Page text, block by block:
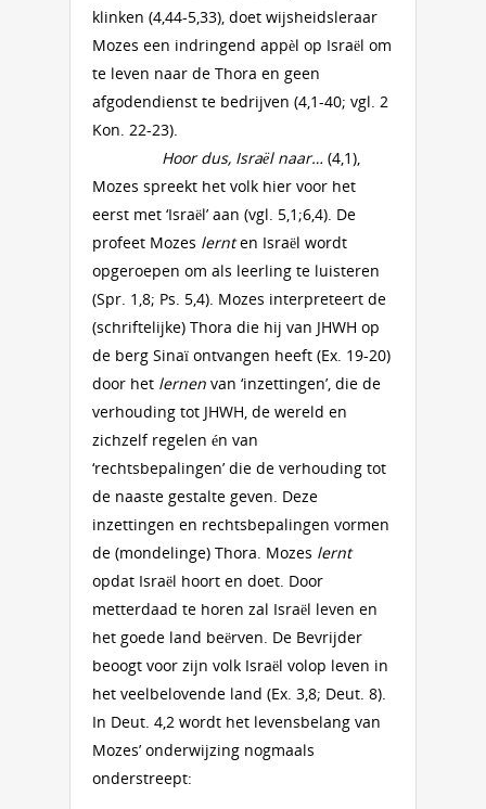
klinken (4,44-5,33), doet wijsheidsleraar
Mozes een indringend appèl op Israël om
te leven naar de Thora en geen
afgodendienst te bedrijven (4,1-40; vgl. 2
Kon. 22-23).
Hoor dus, Israël naar… (4,1),
Mozes spreekt het volk hier voor het
eerst met ‘Israël’ aan (vgl. 5,1;6,4). De
profeet Mozes lernten Israël wordt
opgeroepen om als leerling te luisteren
(Spr. 1,8; Ps. 5,4). Mozes interpreteert de
(schriftelijke) Thora die hij van JHWH op
de berg Sinaï ontvangen heeft (Ex. 19-20)
door het lernen van ‘inzettingen’, die de
verhouding tot JHWH, de wereld en
zichzelf regelen én van
‘rechtsbepalingen’ die de verhouding tot
de naaste gestalte geven. Deze
inzettingen en rechtsbepalingen vormen
de (mondelinge) Thora. Mozes lernt
opdat Israël hoort en doet. Door
metterdaad te horen zal Israël leven en
het goede land beërven. De Bevrijder
beoogt voor zijn volk Israël volop leven in
het veelbelovende land (Ex. 3,8; Deut. 8).
In Deut. 4,2 wordt het levensbelang van
Mozes’ onderwijzing nogmaals
onderstreept: